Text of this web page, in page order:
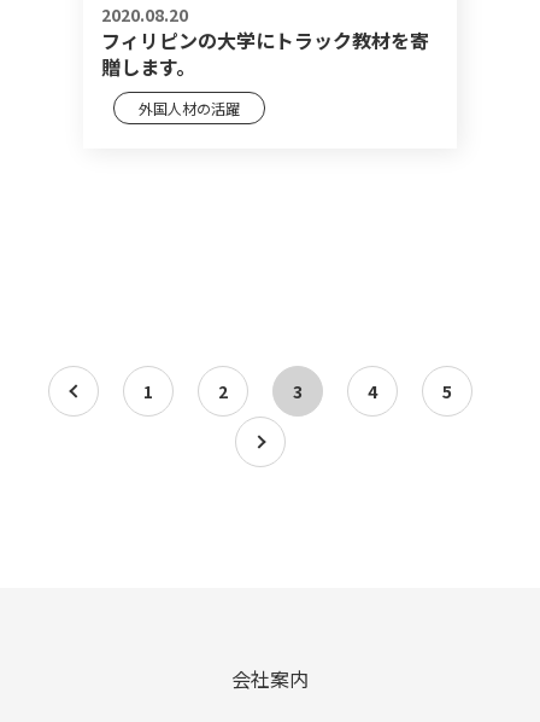
2020.08.20
フィリピンの大学にトラック教材を寄
贈します。
外国人材の活躍
a 1 2 3 4 5
a
会社案内